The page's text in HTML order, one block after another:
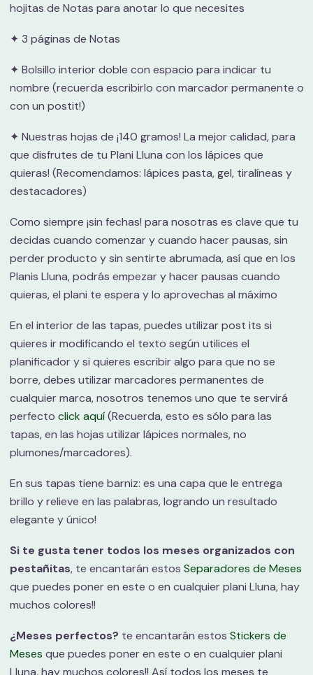
hojitas de Notas para anotar lo que necesites
✦ 3 páginas de Notas
✦ Bolsillo interior doble con espacio para indicar tu
nombre (recuerda escribirlo con marcador permanente o
con un postit!)
✦ Nuestras hojas de ¡140 gramos! La mejor calidad, para
que disfrutes de tu Plani Lluna con los lápices que
quieras! (Recomendamos: lápices pasta, gel, tiralíneas y
destacadores)
Como siempre ¡sin fechas! para nosotras es clave que tu
decidas cuando comenzar y cuando hacer pausas, sin
perder producto y sin sentirte abrumada, así que en los
Planis Lluna, podrás empezar y hacer pausas cuando
quieras, el plani te espera y lo aprovechas al máximo
En el interior de las tapas, puedes utilizar post its si
quieres ir modificando el texto según utilices el
planificador y si quieres escribir algo para que no se
borre, debes utilizar marcadores permanentes de
cualquier marca, nosotros tenemos uno que te servirá
perfecto click aquí(Recuerda, esto es sólo para las
tapas, en las hojas utilizar lápices normales, no
plumones/marcadores).
En sus tapas tiene barniz: es una capa que le entrega
brillo y relieve en las palabras, logrando un resultado
elegante y único!
Si te gusta tener todos los meses organizados con
pestañitas, te encantarán estos Separadores de Meses
que puedes poner en este o en cualquier plani Lluna, hay
muchos colores!!
¿Meses perfectos? te encantarán estos Stickers de
Meses que puedes poner en este o en cualquier plani